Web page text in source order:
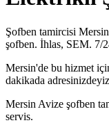
Şofben tamircisi
şofben. İhlas, SEM. 7/
Mersin'de bu hizmet
dakikada
Mersin Avize şofben
servis.